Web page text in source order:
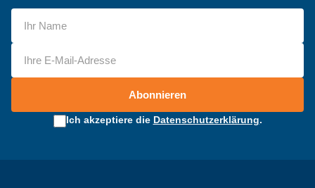
Abonnieren
Ich akzeptiere die Datenschutzerklärung.